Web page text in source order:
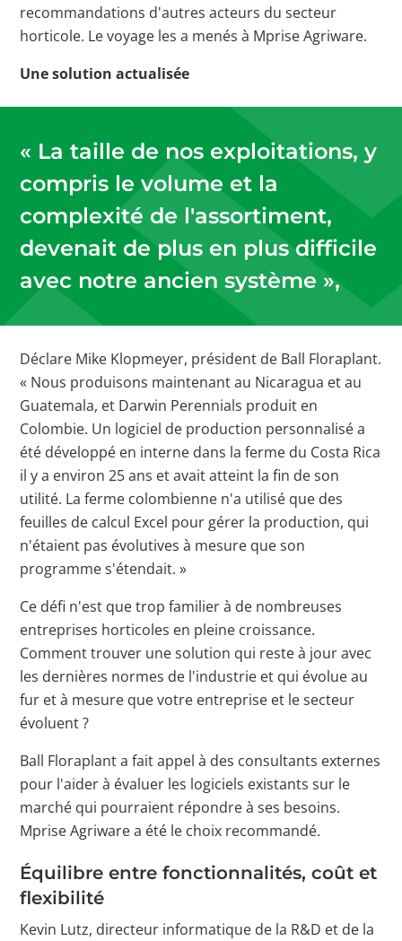
recommandations d'autres acteurs du secteur
horticole. Le voyage les a menés à Mprise Agriware.
Une solution actualisée
« La taille de nos exploitations, y
compris le volume et la
complexité de l'assortiment,
devenait de plus en plus difficile
avec notre ancien système »,
Déclare Mike Klopmeyer, président de Ball Floraplant.
« Nous produisons maintenant au Nicaragua et au
Guatemala, et Darwin Perennials produit en
Colombie. Un logiciel de production personnalisé a
été développé en interne dans la ferme du Costa Rica
il y a environ 25 ans et avait atteint la fin de son
utilité. La ferme colombienne n'a utilisé que des
feuilles de calcul Excel pour gérer la production, qui
n'étaient pas évolutives à mesure que son
programme s'étendait. »
Ce défi n'est que trop familier à de nombreuses
entreprises horticoles en pleine croissance.
Comment trouver une solution qui reste à jour avec
les dernières normes de l'industrie et qui évolue au
fur et à mesure que votre entreprise et le secteur
évoluent ?
Ball Floraplant a fait appel à des consultants externes
pour l'aider à évaluer les logiciels existants sur le
marché qui pourraient répondre à ses besoins.
Mprise Agriware a été le choix recommandé.
Équilibre entre fonctionnalités, coût et
flexibilité
Kevin Lutz, directeur informatique de la R&D et de la